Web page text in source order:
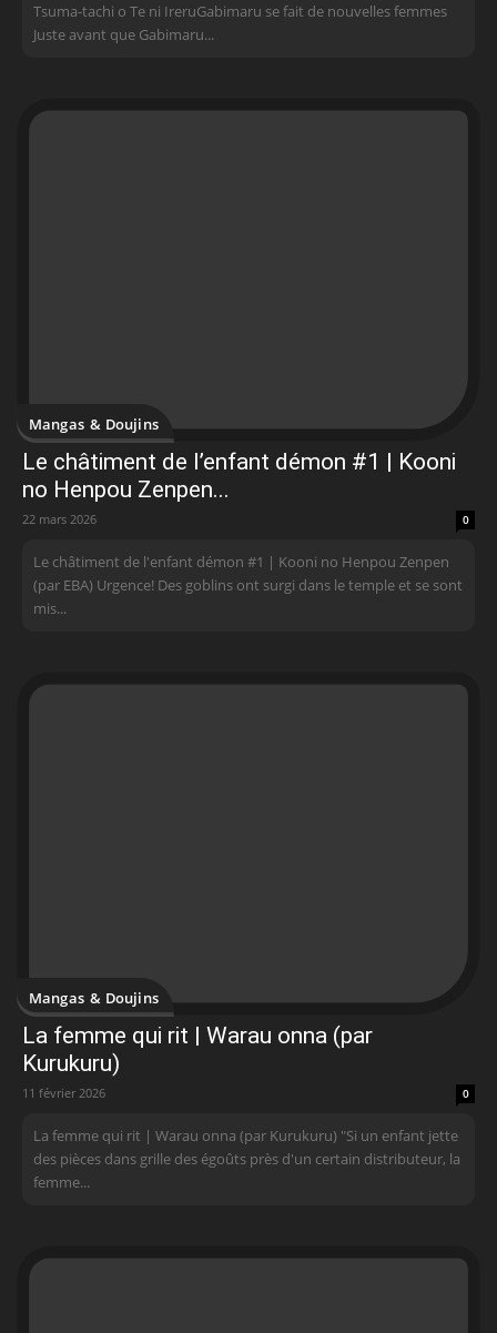
Tsuma-tachi o Te ni IreruGabimaru se fait de nouvelles femmes
Juste avant que Gabimaru...
Mangas & Doujins
Le châtiment de l’enfant démon #1 | Kooni
no Henpou Zenpen...
22 mars 2026 0
Le châtiment de l'enfant démon #1 | Kooni no Henpou Zenpen
(par EBA) Urgence! Des goblins ont surgi dans le temple et se sont
mis...
Mangas & Doujins
La femme qui rit | Warau onna (par
Kurukuru)
11 février 2026 0
La femme qui rit | Warau onna (par Kurukuru) "Si un enfant jette
des pièces dans grille des égoûts près d'un certain distributeur, la
femme...